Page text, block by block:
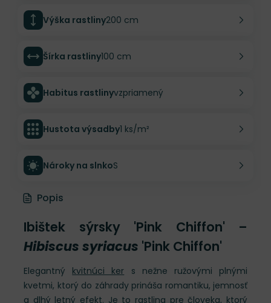
Výška rastliny200 cm
Šírka rastliny100 cm
Habitus rastlinyvzpriamený
Hustota výsadby1 ks/m²
Nároky na slnkoS
Popis
Ibištek sýrsky 'Pink Chiffon' –
Hibiscus syriacus 'Pink Chiffon'
Elegantný kvitnúci ker s nežne ružovými plnými
kvetmi, ktorý do záhrady prináša romantiku, jemnosť
a dlhý letný efekt. Je to rastlina pre človeka, ktorý